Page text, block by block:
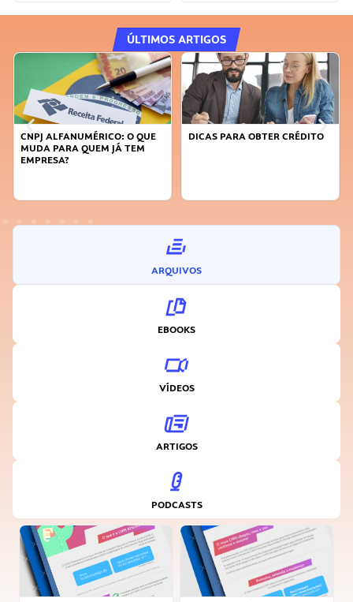
ÚLTIMOS ARTIGOS
DICAS PARA OBTER CRÉDITO
FAÇA A DIFERENÇA: SEJA
ARQUIVOS
EBOOKS
VÍDEOS
ARTIGOS
PODCASTS